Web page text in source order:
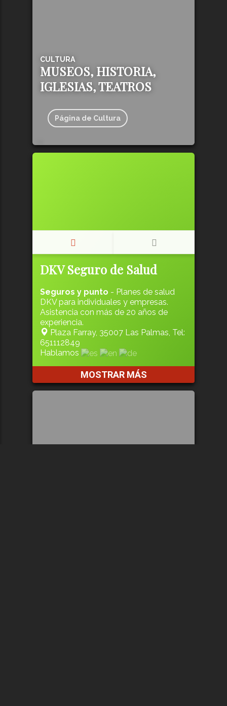
CULTURA
MUSEOS, HISTORIA,
IGLESIAS, TEATROS
Página de Cultura
DKV Seguro de Salud
Seguros y punto - Planes de salud
DKV para individuales y empresas.
Asistencia con más de 20 años de
experiencia.
Plaza Farray, 35007 Las Palmas, Tel:
651112849
Hablamos
MOSTRAR MÁS